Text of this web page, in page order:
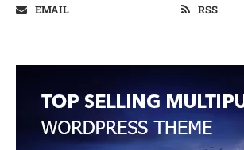
EMAIL
RSS